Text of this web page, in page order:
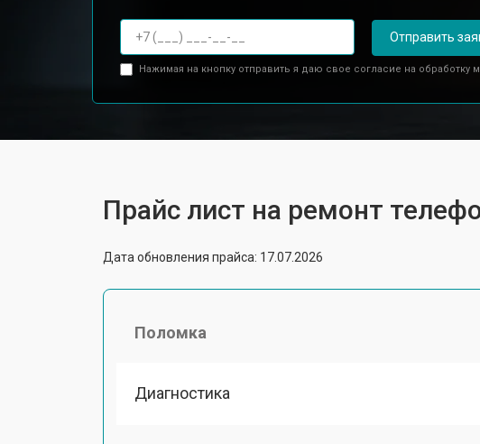
Отправить
Нажимая на кнопку отправить я даю свое согласие на обработку
Прайс лист на ремонт
Дата обновления прайса: 17.07.2026
Поломка
Диагностика